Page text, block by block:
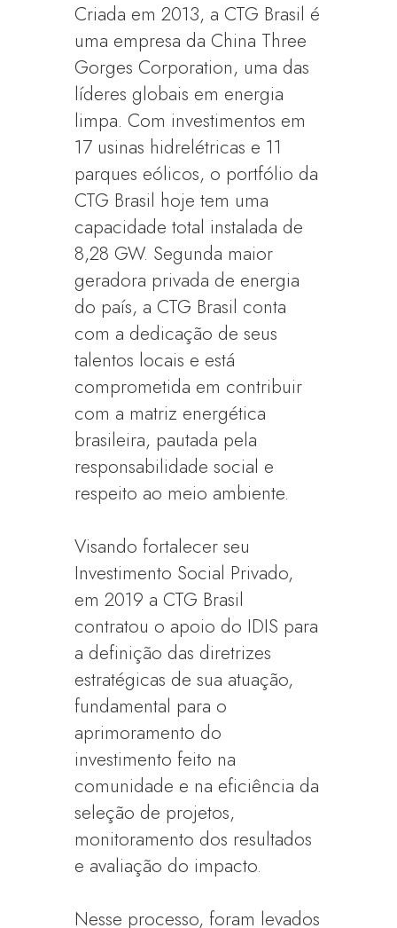
Criada em 2013, a CTG Brasil é
uma empresa da China Three
Gorges Corporation, uma das
líderes globais em energia
limpa. Com investimentos em
17 usinas hidrelétricas e 11
parques eólicos, o portfólio da
CTG Brasil hoje tem uma
capacidade total instalada de
8,28 GW. Segunda maior
geradora privada de energia
do país, a CTG Brasil conta
com a dedicação de seus
talentos locais e está
comprometida em contribuir
com a matriz energética
brasileira, pautada pela
responsabilidade social e
respeito ao meio ambiente.
Visando fortalecer seu
Investimento Social Privado,
em 2019 a CTG Brasil
contratou o apoio do IDIS para
a definição das diretrizes
estratégicas de sua atuação,
fundamental para o
aprimoramento do
investimento feito na
comunidade e na eficiência da
seleção de projetos,
monitoramento dos resultados
e avaliação do impacto.
Nesse processo, foram levados